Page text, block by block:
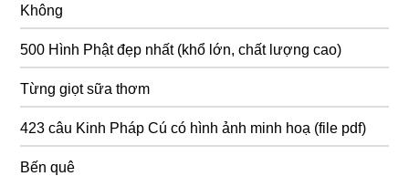
Không
500 Hình Phật đẹp nhất (khổ lớn, chất lượng cao)
Từng giọt sữa thơm
423 câu Kinh Pháp Cú có hình ảnh minh hoạ (file pdf)
Bến quê